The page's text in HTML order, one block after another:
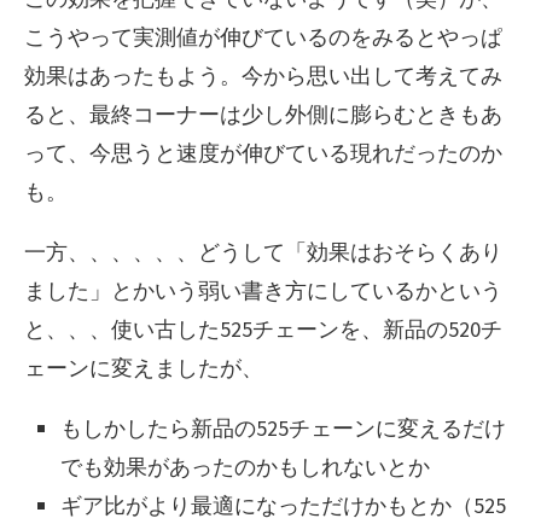
こうやって実測値が伸びているのをみるとやっぱ
効果はあったもよう。今から思い出して考えてみ
ると、最終コーナーは少し外側に膨らむときもあ
って、今思うと速度が伸びている現れだったのか
も。
一方、、、、、、どうして「効果はおそらくあり
ました」とかいう弱い書き方にしているかという
と、、、使い古した525チェーンを、新品の520チ
ェーンに変えましたが、
もしかしたら新品の525チェーンに変えるだけ
でも効果があったのかもしれないとか
ギア比がより最適になっただけかもとか（525